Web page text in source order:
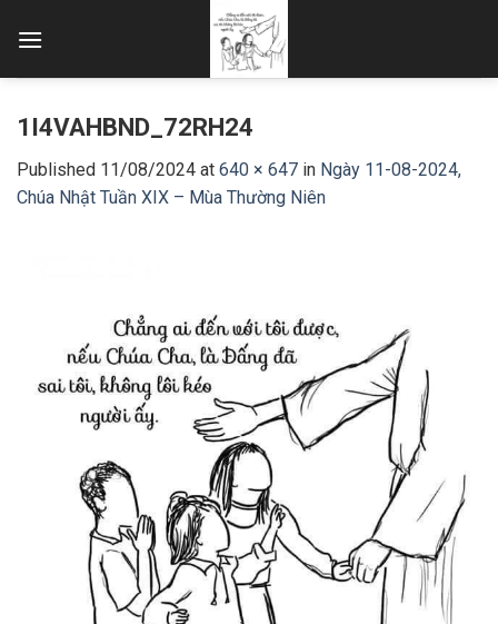
1I4VAHBND_72RH24
Published 11/08/2024 at 640 × 647 in Ngày 11-08-2024,
Chúa Nhật Tuần XIX – Mùa Thường Niên